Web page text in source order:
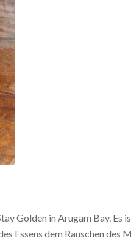
Golden in Arugam Bay. Es
Essens dem Rauschen des